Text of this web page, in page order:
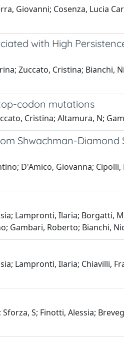
Giovanni; Cosenza, Lucia
with High
Zuccato, Cristina; Bianchi,
codon mutations
Cristina; Altamura, N;
Shwachman-Diamond
D'Amico, Giovanna;
Lampronti, Ilaria; Borgatti,
Gambari, Roberto; Bianchi,
Lampronti, Ilaria; Chiavilli,
S; Finotti, Alessia;